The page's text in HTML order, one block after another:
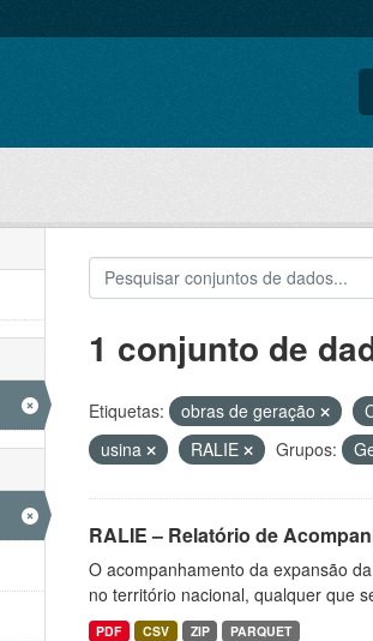
1 conjunto de
Etiquetas: obras de geração
usina
RALIE Grupos:
RALIE – Relatório de
O acompanhamento da expansão
no território nacional, qualquer que
PDF CSV ZIP PARQUET